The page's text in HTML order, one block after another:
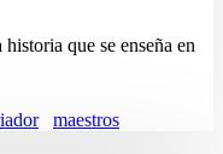
que se enseña en
maestros